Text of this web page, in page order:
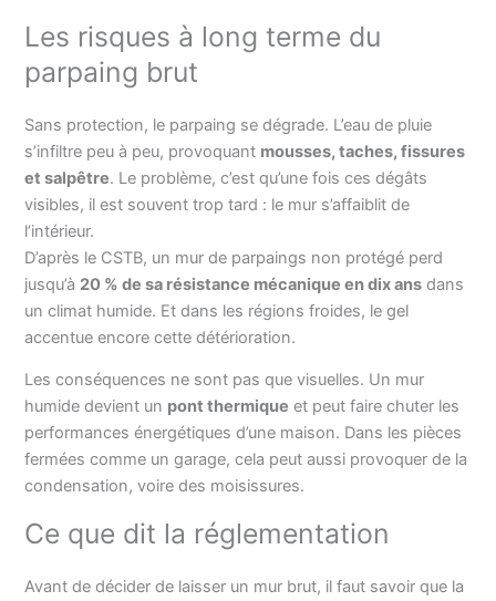
Les risques à long terme du
parpaing brut
Sans protection, le parpaing se dégrade. L’eau de pluie
s’infiltre peu à peu, provoquant mousses, taches, fissures
et salpêtre. Le problème, c’est qu’une fois ces dégâts
visibles, il est souvent trop tard : le mur s’affaiblit de
l’intérieur.
D’après le CSTB, un mur de parpaings non protégé perd
jusqu’à 20 % de sa résistance mécanique en dix ans dans
un climat humide. Et dans les régions froides, le gel
accentue encore cette détérioration.
Les conséquences ne sont pas que visuelles. Un mur
humide devient un pont thermique et peut faire chuter les
performances énergétiques d’une maison. Dans les pièces
fermées comme un garage, cela peut aussi provoquer de la
condensation, voire des moisissures.
Ce que dit la réglementation
Avant de décider de laisser un mur brut, il faut savoir que la